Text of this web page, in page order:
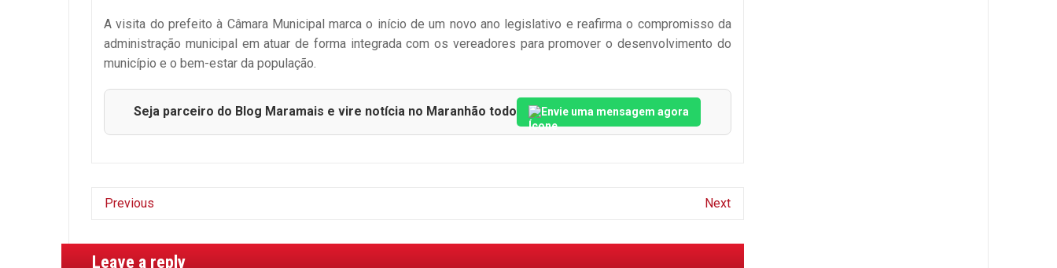
A visita do prefeito à Câmara Municipal marca o início de um novo ano legislativo e reafirma o compromisso da
administração municipal em atuar de forma integrada com os vereadores para promover o desenvolvimento do
município e o bem-estar da população.
Seja parceiro do Blog Maramais e vire notícia no Maranhão todo Envie uma mensagem agora
Previous Next
Leave a reply